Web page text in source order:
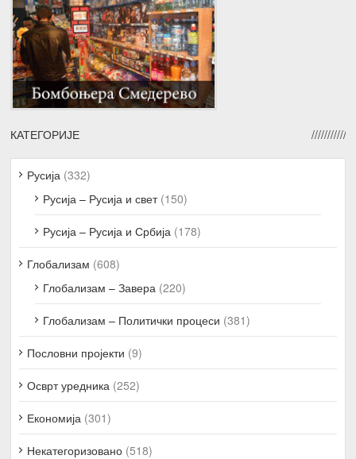
КАТЕГОРИЈЕ
Русија (332)
Русија – Русија и свет(150)
Русија – Русија и Србија (178)
Глобализам (608)
Глобализам – Завера (220)
Глобализам – Политички процеси (381)
Пословни пројекти (9)
Осврт уредника (252)
Економија (301)
Некатегоризовано (518)